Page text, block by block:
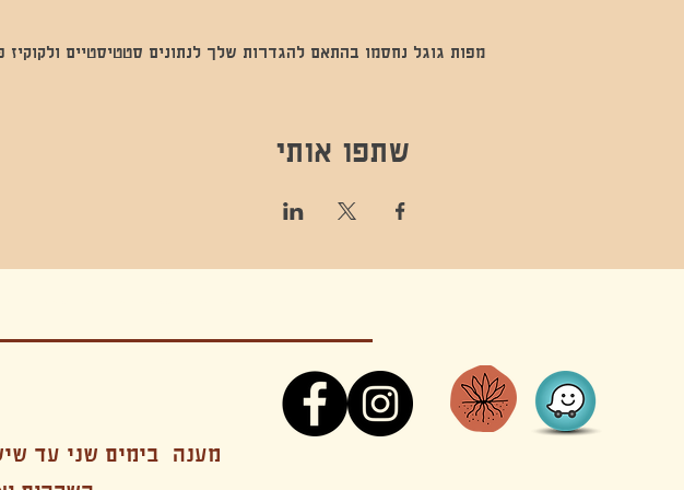
מפות גוגל נחסמו בהתאם להגדרות שלך לנתונים סטטיסטיים ולקוקיז
שתפו אותי
מענה בימים שני עד שישי -08:00-